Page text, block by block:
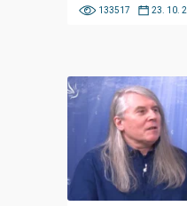
133517 23. 10.